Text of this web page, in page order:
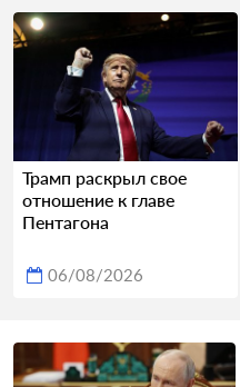
Трамп раскрыл свое
отношение к главе
Пентагона
06/08/2026